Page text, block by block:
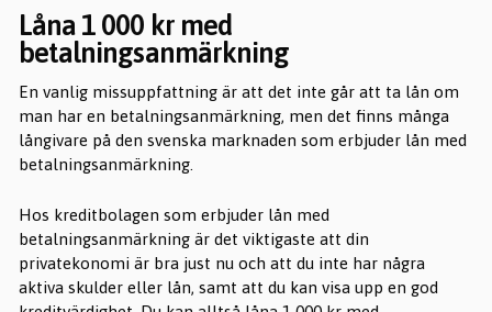
Låna 1 000 kr med
betalningsanmärkning
En vanlig missuppfattning är att det inte går att ta lån om
man har en betalningsanmärkning, men det finns många
långivare på den svenska marknaden som erbjuder lån med
betalningsanmärkning.
Hos kreditbolagen som erbjuder lån med
betalningsanmärkning är det viktigaste att din
privatekonomi är bra just nu och att du inte har några
aktiva skulder eller lån, samt att du kan visa upp en god